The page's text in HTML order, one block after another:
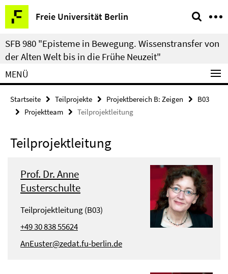
Springe
direkt
zu
Inhalt
Freie Universität Berlin
Service-
Navigation
SFB 980 "Episteme in Bewegung. Wissenstransfer von
der Alten Welt bis in die Frühe Neuzeit"
MENÜ
Startseite Teilprojekte Projektbereich B: Zeigen
B03
Projektteam
Teilprojektleitung
Teilprojektleitung
Prof. Dr. Anne
Eusterschulte
Teilprojektleitung (B03)
+49 30 838 55624
AnEuster@zedat.fu-berlin.de